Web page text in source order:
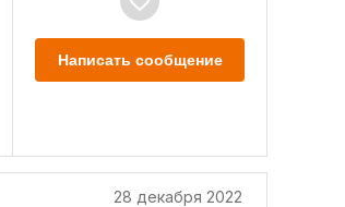
Написать сообщение
28 декабря 2022